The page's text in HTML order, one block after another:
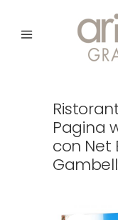
Pagina
con Net